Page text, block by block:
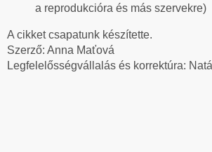
a reprodukcióra és más szervekre)
A cikket csapatunk készítette.
Szerző: Anna Maťová
Legfelelősségvállalás és korrektúra: